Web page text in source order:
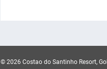
© 2026 Costao do Santinho Resort,